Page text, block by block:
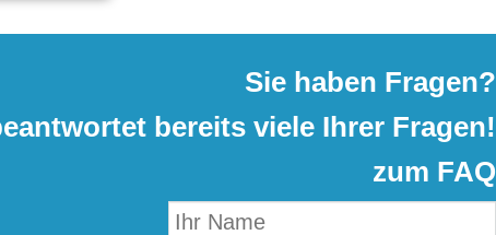
Sie haben Fragen?
bereits viele Ihrer Fragen!
zum FAQ